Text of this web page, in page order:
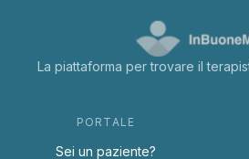
La piattaforma per trovare il
PORTALE
Sei un paziente?